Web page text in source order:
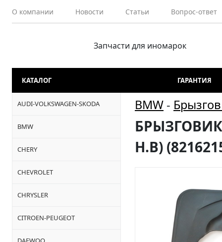
О компании Новости Статьи Вопрос-ответ
Запчасти для иномарок
КАТАЛОГ ГАРАНТИЯ
AUDI-VOLKSWAGEN-SKODA
BMW
CHERY
CHEVROLET
CHRYSLER
CITROEN-PEUGEOT
BMW -
Н.В)